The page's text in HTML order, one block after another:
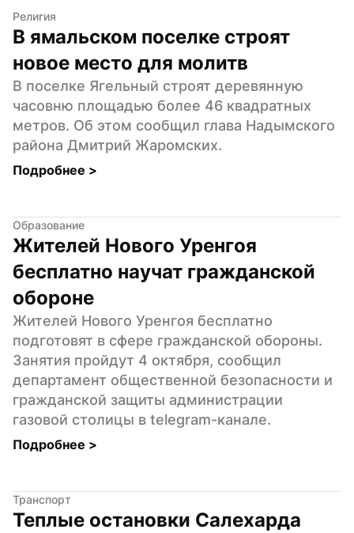
Религия
В ямальском поселке строят
новое место для молитв
В поселке Ягельный строят деревянную
часовню площадью более 46 квадратных
метров. Об этом сообщил глава Надымского
района Дмитрий Жаромских.
Подробнее >
Образование
Жителей Нового Уренгоя
бесплатно научат гражданской
обороне
Жителей Нового Уренгоя бесплатно
подготовят в сфере гражданской обороны.
Занятия пройдут 4 октября, сообщил
департамент общественной безопасности и
гражданской защиты администрации
газовой столицы в telegram-канале.
Подробнее >
Транспорт
Теплые остановки Салехарда